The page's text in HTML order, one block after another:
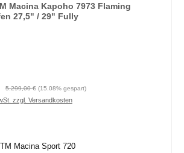
Macina Kapoho 7973 Flaming
27,5" / 29" Fully
Regulärer Preis:
5.299,00 € (15.08% gespart)
zzgl. Versandkosten